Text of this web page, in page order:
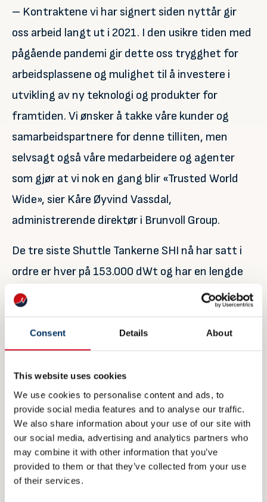
Consent Details About
This website uses cookies
We use cookies to personalise content and ads, to
provide social media features and to analyse our traffic.
We also share information about your use of our site with
our social media, advertising and analytics partners who
may combine it with other information that you’ve
provided to them or that they’ve collected from your use
of their services.
– Kontraktene vi har signert siden nyttår gir
oss arbeid langt ut i 2021. I den usikre tiden med
pågående pandemi gir dette oss trygghet for
arbeidsplassene og mulighet til å investere i
utvikling av ny teknologi og produkter for
framtiden. Vi ønsker å takke våre kunder og
samarbeidspartnere for denne tilliten, men
selvsagt også våre medarbeidere og agenter
som gjør at vi nok en gang blir «Trusted World
Wide», sier Kåre Øyvind Vassdal,
administrerende direktør i Brunvoll Group.
De tre siste Shuttle Tankerne SHI nå har satt i
ordre er hver på 153.000 dWt og har en lengde
på 279 meter.
13.500 kW (18.360 HK) fra Brunvoll.
– Dette er nok en meget verdifull kontrakt og
fjær i hatten som føyer seg til flere andre
leveranser til samme skipssegment det siste